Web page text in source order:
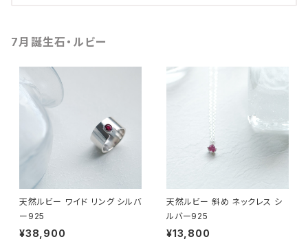
7月誕生石・ルビー
天然ルビー ワイド リング シルバ
ー925
¥38,900
天然ルビー 斜め ネックレス シ
ルバー925
¥13,800